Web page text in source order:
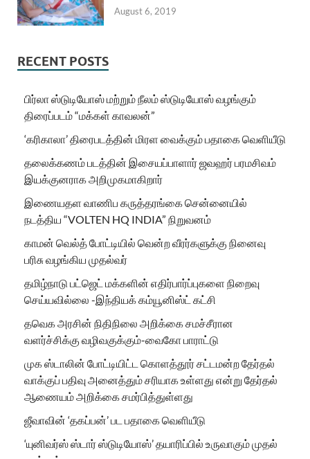
August 6, 2019
RECENT POSTS
பிர்லா ஸ்டுடியோஸ் மற்றும் நீலம் ஸ்டுடியோஸ் வழங்கும்
திரைப்படம் “மக்கள் காவலன்”
‘கரிகாலா’ திரைபடத்தின் மிரள வைக்கும் பதாகை வெளியீடு
தலைக்கணம் படத்தின் இசையப்பாளார் ஜவஹர் பரமசிவம்
இயக்குனராக அறிமுகமாகிறார்
இணையதள வாணிப கருத்தரங்கை சென்னையில்
நடத்திய “VOLTEN HQ INDIA” நிறுவனம்
காமன் வெல்த் போட்டியில் வென்ற வீரர்களுக்கு நினைவு
பரிசு வழங்கிய முதல்வர்
தமிழ்நாடு பட்ஜெட் மக்களின் எதிர்பார்ப்புகளை நிறைவு
செய்யவில்லை -இந்தியக் கம்யூனிஸ்ட் கட்சி
தவெக அரசின் நிதிநிலை அறிக்கை சமச்சீரான
வளர்ச்சிக்கு வழிவகுக்கும்-வைகோ பாராட்டு
முக ஸ்டாலின் போட்டியிட்ட கொளத்தூர் சட்டமன்ற தேர்தல்
வாக்குப் பதிவு அனைத்தும் சரியாக உள்ளது என்று தேர்தல்
ஆணையம் அறிக்கை சமர்பித்துள்ளது
ஜீவாவின் ‘தகப்பன்’ பட பதாகை வெளியீடு
‘யுனிவர்ஸ் ஸ்டார் ஸ்டுடியோஸ்’ தயாரிப்பில் உருவாகும் முதல்